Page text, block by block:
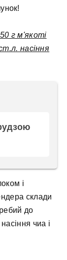
г м'якоті
насіння
і
склади
до
чиа і